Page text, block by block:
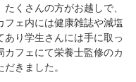
くさんの方がお越しで、
フェ内には健康雑誌や減塩
り学生さんには手に取っ
フェにて栄養士監修のカ
きました。